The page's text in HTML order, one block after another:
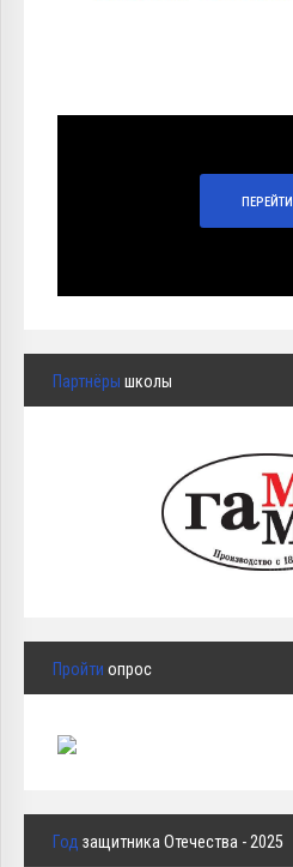
ПЕРЕЙТИ
Партнёры школы
Пройти опрос
Год защитника Отечества - 2025